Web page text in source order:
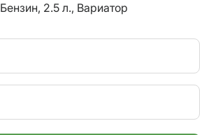
Бензин, 2.5 л., Вариатор